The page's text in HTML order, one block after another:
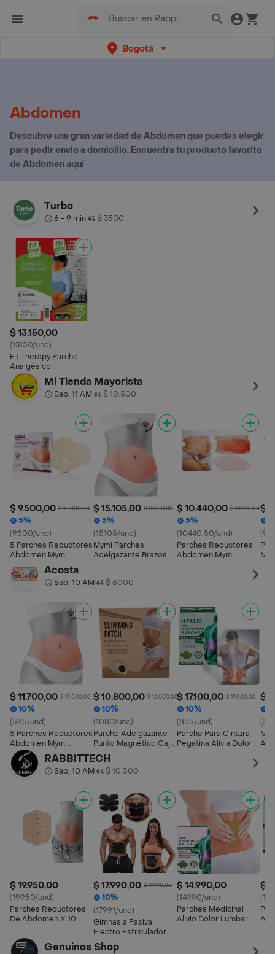
Bogotá
Abdomen
Descubre una gran variedad de Abdomen que puedes elegir
para pedir envio a domicilio. Encuentra tu producto favorito
de Abdomen aquí
Turbo
6 - 9 min• $ 3500
$ 13.150,00
(13150/und)
Fit Therapy Parche
Analgésico
Mi Tienda Mayorista
Sab, 11 AM• $ 10.500
$ 9.500,00 $ 10.000,00
5%
(9500/und)
5 Parches Reductores
Abdomen Mymi
Wonder Patch
$ 15.105,00 $ 15.900,00
5%
(15105/und)
Mymi Parches
Adelgazante Brazos
$ 10.440,00 $ 10.990,00
5%
(10440.50/und)
Parches Reductores
Abdomen Mymi
$
Acosta
Sab, 10 AM• $ 6000
$ 11.700,00 $ 13.000,00
10%
(585/und)
5 Parches Reductores
Abdomen Mymi
Wonder Slim Patch
$ 10.800,00 $ 12.000,00
10%
(1080/und)
Parche Adelgazante
Punto Magnético Caja
X5 Unidades
$ 17.100,00 $ 19.000,00
10%
(855/und)
Parche Para Cintura
Pegatina Alivia Dolor
$
RABBITTECH
Sab, 10 AM• $ 10.500
$ 19.950,00
(19950/und)
Parches Reductores
De Abdomen X 10
$ 17.990,00 $ 19.990,00
10%
(17991/und)
Gimnasia Pasiva
Electro Estimulador
Muscular Abdomen
$ 14.990,00
(14990/und)
Parches Medicinal
Alivio Dolor Lumbar
$
Genuinos Shop